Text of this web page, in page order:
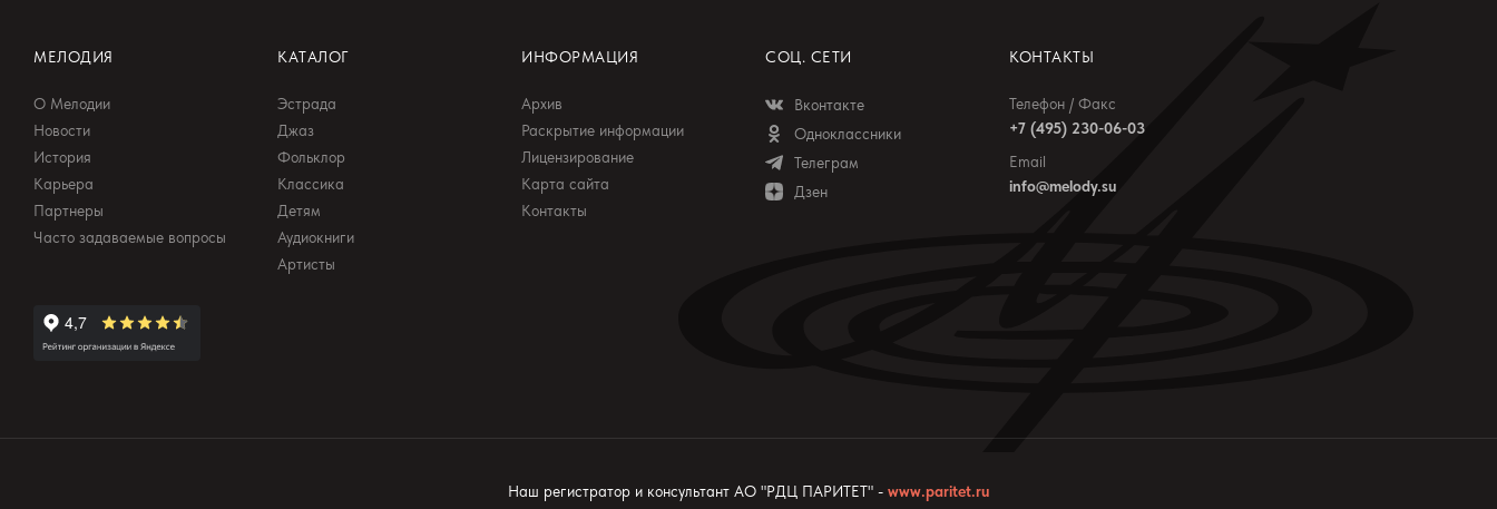
МЕЛОДИЯ
О Мелодии
Новости
История
Карьера
Партнеры
Часто задаваемые вопросы
КАТАЛОГ
Эстрада
Джаз
Фольклор
Классика
Детям
Аудиокниги
Артисты
ИНФОРМАЦИЯ
Архив
Раскрытие информации
Лицензирование
Карта сайта
Контакты
СОЦ. СЕТИ
Вконтакте
Одноклассники
Телеграм
Дзен
КОНТАКТЫ
Телефон / Факс
+7 (495) 230-06-03
Email
info@melody.su
Наш регистратор и консультант АО "РДЦ ПАРИТЕТ" - www.paritet.ru